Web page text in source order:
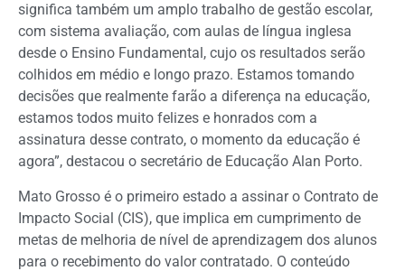
significa também um amplo trabalho de gestão escolar,
com sistema avaliação, com aulas de língua inglesa
desde o Ensino Fundamental, cujo os resultados serão
colhidos em médio e longo prazo. Estamos tomando
decisões que realmente farão a diferença na educação,
estamos todos muito felizes e honrados com a
assinatura desse contrato, o momento da educação é
agora”, destacou o secretário de Educação Alan Porto.
Mato Grosso é o primeiro estado a assinar o Contrato de
Impacto Social (CIS), que implica em cumprimento de
metas de melhoria de nível de aprendizagem dos alunos
para o recebimento do valor contratado. O conteúdo